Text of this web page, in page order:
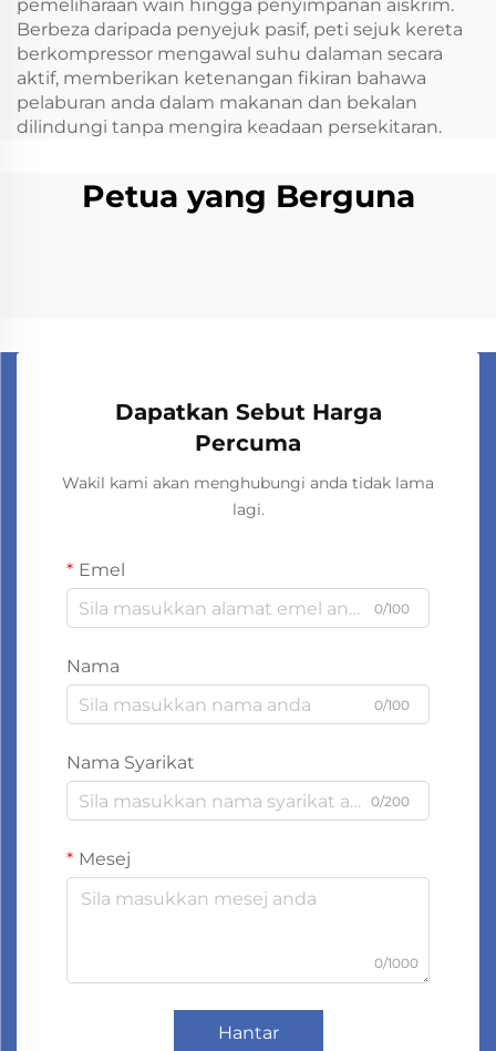
pemeliharaan wain hingga penyimpanan aiskrim.
Berbeza daripada penyejuk pasif, peti sejuk kereta
berkompressor mengawal suhu dalaman secara
aktif, memberikan ketenangan fikiran bahawa
pelaburan anda dalam makanan dan bekalan
dilindungi tanpa mengira keadaan persekitaran.
Petua yang Berguna
Dapatkan Sebut Harga
Percuma
Wakil kami akan menghubungi anda tidak lama
lagi.
Emel
0/100
Nama
0/100
Nama Syarikat
0/200
Mesej
0/1000
Hantar